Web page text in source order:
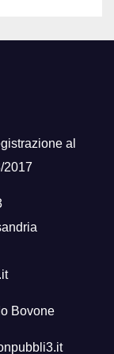
al
2017
Bovone